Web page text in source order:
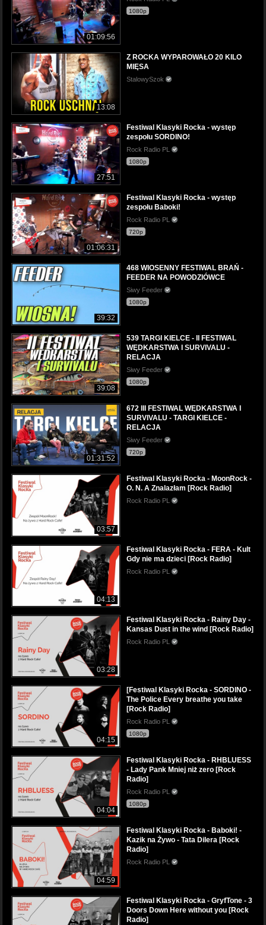
01:09:56
1080p
13:08
Z ROCKA WYPAROWAŁO 20 KILO
MIĘSA
StalowySzok
27:51
Festiwal Klasyki Rocka - występ
zespołu SORDINO!
Rock Radio PL
1080p
01:06:31
Festiwal Klasyki Rocka - występ
zespołu Baboki!
Rock Radio PL
720p
39:32
468 WIOSENNY FESTIWAL BRAŃ -
FEEDER NA POWODZIÓWCE
Siwy Feeder
1080p
39:08
539 TARGI KIELCE - II FESTIWAL
WĘDKARSTWA I SURVIVALU -
RELACJA
Siwy Feeder
1080p
01:31:52
672 III FESTIWAL WĘDKARSTWA I
SURVIVALU - TARGI KIELCE -
RELACJA
Siwy Feeder
720p
03:57
Festiwal Klasyki Rocka - MoonRock -
O. N. A Znalazłam [Rock Radio]
Rock Radio PL
04:13
Festiwal Klasyki Rocka - FERA - Kult
Gdy nie ma dzieci [Rock Radio]
Rock Radio PL
03:28
Festiwal Klasyki Rocka - Rainy Day -
Kansas Dust in the wind [Rock Radio]
Rock Radio PL
04:15
[Festiwal Klasyki Rocka - SORDINO -
The Police Every breathe you take
[Rock Radio]
Rock Radio PL
1080p
04:04
Festiwal Klasyki Rocka - RHBLUESS
- Lady Pank Mniej niż zero [Rock
Radio]
Rock Radio PL
1080p
04:59
Festiwal Klasyki Rocka - Baboki! -
Kazik na Żywo - Tata Dilera [Rock
Radio]
Rock Radio PL
Festiwal Klasyki Rocka - GryfTone - 3
Doors Down Here without you [Rock
Radio]